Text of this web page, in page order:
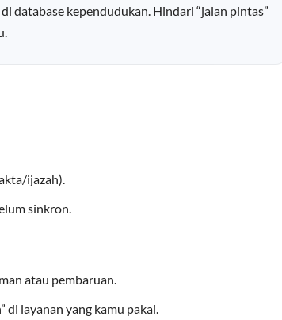
database kependudukan. Hindari “jalan pintas”
ijazah).
sinkron.
atau pembaruan.
di layanan yang kamu pakai.